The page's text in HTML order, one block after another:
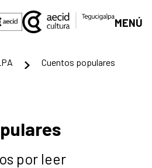
MENÚ
Cuentos populares
por leer